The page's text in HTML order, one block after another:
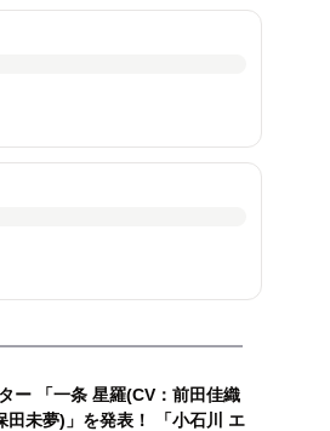
ー 「一条 星羅(CV：前田佳織
田未夢)」を発表！ 「小石川 エ